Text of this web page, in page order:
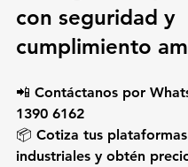
con seguridad y
cumplimiento
📲 Contáctanos por
1390 6162
📦 Cotiza tus plataformas
industriales y obtén